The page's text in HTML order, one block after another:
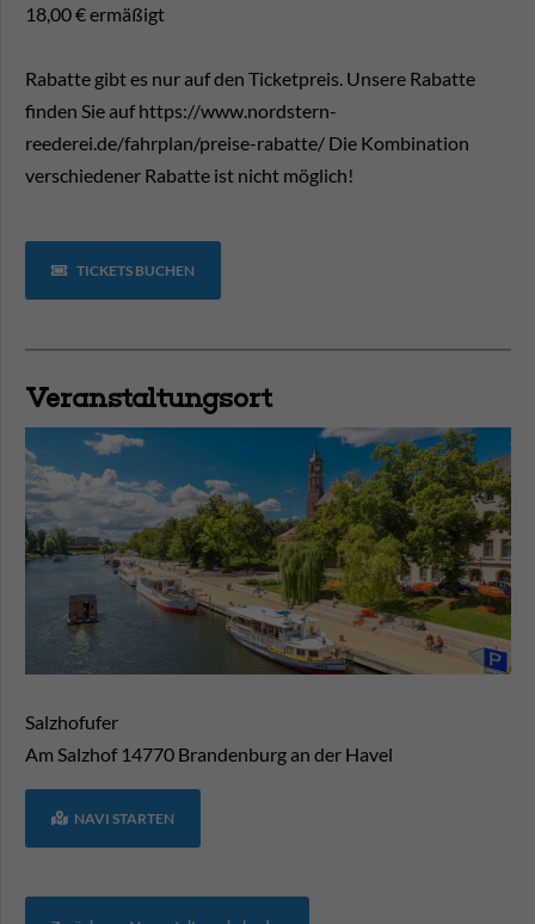
18,00 € ermäßigt
Rabatte gibt es nur auf den Ticketpreis. Unsere Rabatte
finden Sie auf https://www.nordstern-
reederei.de/fahrplan/preise-rabatte/ Die Kombination
verschiedener Rabatte ist nicht möglich!
TICKETS BUCHEN
Veranstaltungsort
Salzhofufer
Am Salzhof 14770 Brandenburg an der Havel
NAVI STARTEN